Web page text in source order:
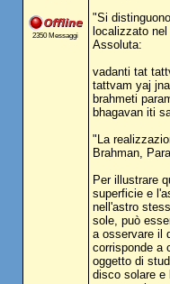
2350 Messaggi
"Si
localizzato
Assoluta:
vadanti tat
tattvam yaj
brahmeti
bhagavan iti
"La
Brahman,
Per illustrare
superficie e
nell'astro
sole, può
a osservare il
corrisponde a
oggetto di
disco solare e